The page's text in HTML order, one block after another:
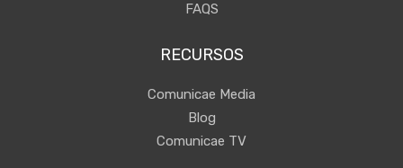
FAQS
RECURSOS
Comunicae Media
Blog
Comunicae TV